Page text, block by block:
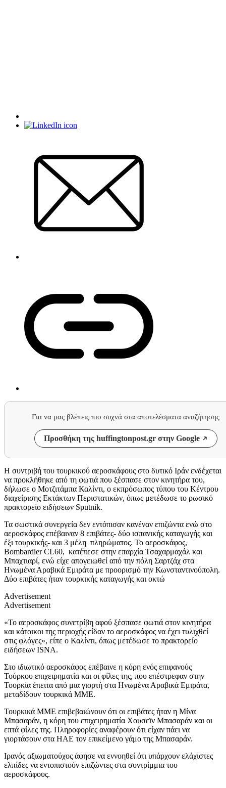
Για να μας βλέπεις πιο συχνά στα αποτελέσματα αναζήτησης
Προσθήκη της huffingtonpost.gr στην Google
Η συντριβή του τουρκικού αεροσκάφους στο δυτικό Ιράν ενδέχεται
να προκλήθηκε από τη φωτιά που ξέσπασε στον κινητήρα του,
δήλωσε ο Μοτζιτάμπα Καλίντι, ο εκπρόσωπος τύπου του Κέντρου
διαχείρισης Εκτάκτων Περιστατικών, όπως μετέδωσε το ρωσικό
πρακτορείο ειδήσεων Sputnik.
Τα σωστικά συνεργεία δεν εντόπισαν κανέναν επιζώντα ενώ στο
αεροσκάφος επέβαιναν 8 επιβάτες- δύο ισπανικής καταγωγής και
έξι τουρκικής- και 3 μέλη πληρώματος. Το αεροσκάφος,
Bombardier CL60, κατέπεσε στην επαρχία Τσαχαρμαχάλ και
Μπαχτιαρί, ενώ είχε απογειωθεί από την πόλη Σαρτζάχ στα
Ηνωμένα Αραβικά Εμιράτα με προορισμό την Κωνσταντινούπολη.
Δύο επιβάτες ήταν τουρκικής καταγωγής και οκτώ
Advertisement
Advertisement
«Το αεροσκάφος συνετρίβη αφού ξέσπασε φωτιά στον κινητήρα
και κάτοικοι της περιοχής είδαν το αεροσκάφος να έχει τυλιχθεί
στις φλόγες», είπε ο Καλίντι, όπως μετέδωσε το πρακτορείο
ειδήσεων ISNA.
Στο ιδιωτικό αεροσκάφος επέβαινε η κόρη ενός επιφανούς
Τούρκου επιχειρηματία και οι φίλες της, που επέστρεφαν στην
Τουρκία έπειτα από μια γιορτή στα Ηνωμένα Αραβικά Εμιράτα,
μεταδίδουν τουρκικά ΜΜΕ.
Τουρκικά ΜΜΕ επιβεβαιώνουν ότι οι επιβάτες ήταν η Μίνα
Μπασαράν, η κόρη του επιχειρηματία Χουσεϊν Μπασαράν και οι
επτά φίλες της. Πληροφορίες αναφέρουν ότι είχαν πάει να
γιορτάσουν στα ΗΑΕ τον επικείμενο γάμο της Μπασαράν.
Ιρανός αξιωματούχος άφησε να εννοηθεί ότι υπάρχουν ελάχιστες
ελπίδες να εντοπιστούν επιζώντες στα συντρίμμια του
αεροσκάφους.